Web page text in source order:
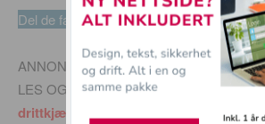
Del de fantastiske tipsene på face
ANNONSE:Alle trenger D-
LES OGSÅ:12 tegn på at du er
drittkjærring!